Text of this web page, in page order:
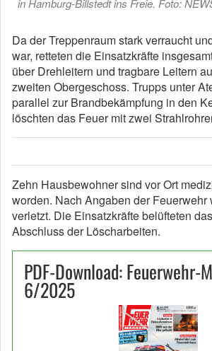
in Hamburg-Billstedt ins Freie. Foto:
Da der Treppenraum stark verraucht
war, retteten die Einsatzkräfte
über Drehleitern und tragbare Leitern
zweiten Obergeschoss. Trupps unter
parallel zur Brandbekämpfung in den
löschten das Feuer mit zwei
Zehn Hausbewohner sind vor Ort
worden. Nach Angaben der Feuerwehr
verletzt. Die Einsatzkräfte belüfteten
Abschluss der Löscharbeiten.
PDF-Download: Feuerwehr-
6/2025